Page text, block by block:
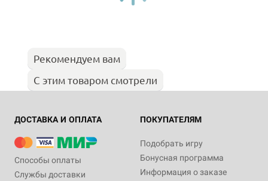
Рекомендуем вам
С этим товаром смотрели
ДОСТАВКА И ОПЛАТА
Способы оплаты
Службы доставки
ПОКУПАТЕЛЯМ
Подобрать игру
Бонусная программа
Информация о заказе